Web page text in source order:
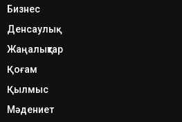
Бизнес
Денсаулық
Жаңалықтар
Қоғам
Қылмыс
Мәдениет